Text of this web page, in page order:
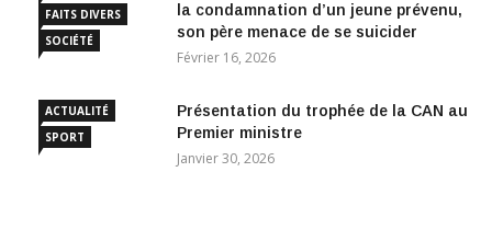
FAITS DIVERS
SOCIÉTÉ
la condamnation d’un jeune prévenu,
son père menace de se suicider
Février 16, 2026
ACTUALITÉ
SPORT
Présentation du trophée de la CAN au
Premier ministre
Janvier 30, 2026